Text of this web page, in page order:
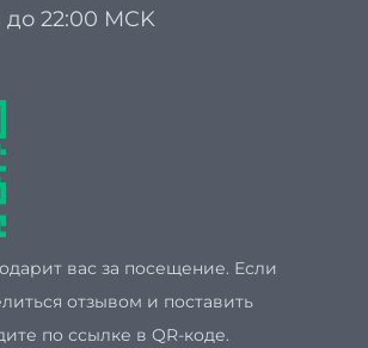
до 22:00 MCK
вас за посещение. Если
отзывом и поставить
по ссылке в QR-коде.